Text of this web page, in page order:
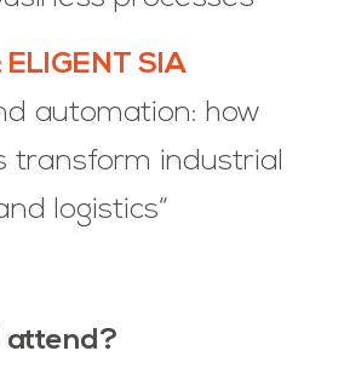
SIA
automation: how
transform industrial
logistics“
attend?